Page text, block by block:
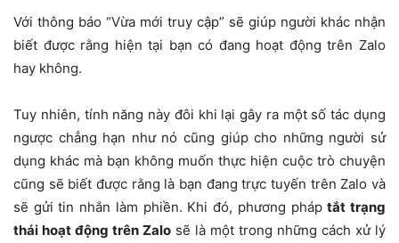
Với thông báo “Vừa mới truy cập” sẽ giúp người khác nhận
biết được rằng hiện tại bạn có đang hoạt động trên Zalo
hay không.
Tuy nhiên, tính năng này đôi khi lại gây ra một số tác dụng
ngược chẳng hạn như nó cũng giúp cho những người sử
dụng khác mà bạn không muốn thực hiện cuộc trò chuyện
cũng sẽ biết được rằng là bạn đang trực tuyến trên Zalo và
sẽ gửi tin nhắn làm phiền. Khi đó, phương pháptắt trạng
thái hoạt động trên Zalo sẽ là một trong những cách xử lý